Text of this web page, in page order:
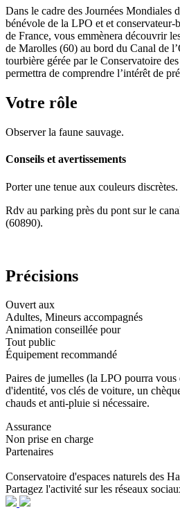
Dans le cadre des Journées Mondiales
bénévole de la LPO et et
de France, vous emmènera découvrir
de Marolles (60) au bord du Canal de
tourbière gérée par le Conservatoire
permettra de comprendre l’intérêt de
Votre rôle
Observer la faune sauvage.
Conseils et avertissements
Porter une tenue aux couleurs discrètes.
Rdv au parking près du pont sur le
(60890).
Précisions
Ouvert aux
Adultes, Mineurs accompagnés
Animation conseillée pour
Tout public
Équipement recommandé
Paires de jumelles (la LPO pourra vous
d'identité, vos clés de voiture, un
chauds et anti-pluie si nécessaire.
Assurance
Non prise en charge
Partenaires
Conservatoire d'espaces naturels des
Partagez l'activité sur les réseaux